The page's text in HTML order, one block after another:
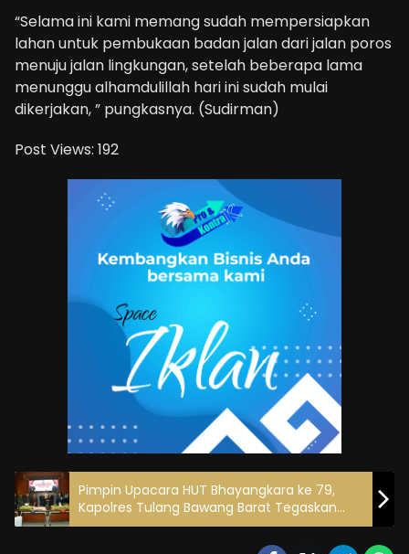
“Selama ini kami memang sudah mempersiapkan
lahan untuk pembukaan badan jalan dari jalan poros
menuju jalan lingkungan, setelah beberapa lama
menunggu alhamdulillah hari ini sudah mulai
dikerjakan, ” pungkasnya. (Sudirman)
Post Views: 192
Pimpin Upacara HUT Bhayangkara ke 79,
Kapolres Tulang Bawang Barat Tegaskan
Komitmen Polri